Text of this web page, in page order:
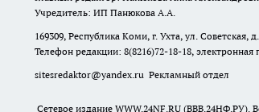
Учредитель: ИП Панюкова А.А.
169309, Республика Коми, г. Ухта, ул. Советская,
Телефон редакции: 8(8216)72-18-18, электронная
sitesredaktor@yandex.ru Рекламный отдел
Сетевое издание WWW.24NF.RU (ВВВ.24НФ.РУ).